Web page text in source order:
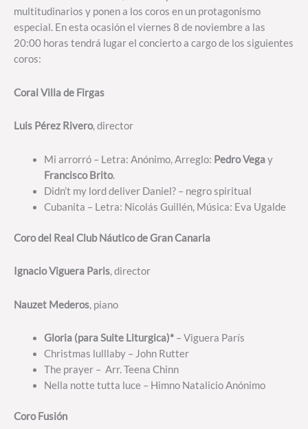
multitudinarios y ponen a los coros en un protagonismo
especial. En esta ocasión el viernes 8 de noviembre a las
20:00 horas tendrá lugar el concierto a cargo de los siguientes
coros:
Coral Villa de Firgas
Luis Pérez Rivero, director
Mi arrorró – Letra: Anónimo, Arreglo: Pedro Vegay
Francisco Brito.
Didn’t my lord deliver Daniel? – negro spiritual
Cubanita – Letra: Nicolás Guillén, Música: Eva Ugalde
Coro del Real Club Náutico de Gran Canaria
Ignacio Viguera Paris, director
Nauzet Mederos, piano
Gloria (para Suite Liturgica)*– Viguera París
Christmas lulllaby – John Rutter
The prayer – Arr. Teena Chinn
Nella notte tutta luce – Himno Natalicio Anónimo
Coro Fusión